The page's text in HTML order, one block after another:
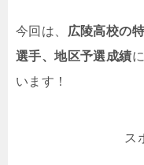
今回は、 広陵高校の
選手、地区予選成績
います！
ス